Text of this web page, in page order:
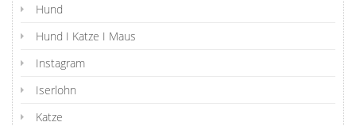
Hund
Hund I Katze I Maus
Instagram
Iserlohn
Katze